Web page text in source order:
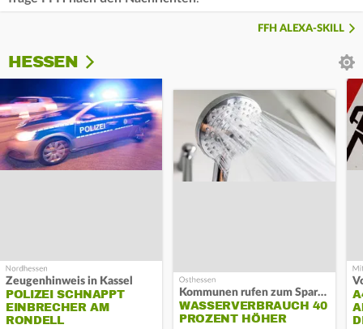
FFH ALEXA-SKILL
HESSEN
Zeugenhinweis in Kassel
POLIZEI SCHNAPPT
EINBRECHER AM
RONDELL
Kommunen rufen zum Sparen auf
WASSERVERBRAUCH 40
PROZENT HÖHER